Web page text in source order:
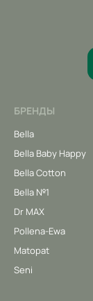
БРЕНДЫ
Bella
Bella Baby Happy
Bella Cotton
Bella №1
Dr MAX
Pollena-Ewa
Matopat
Seni